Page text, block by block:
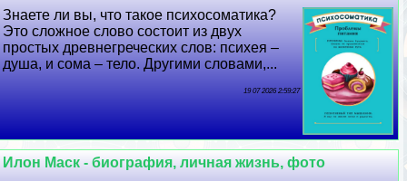
Знаете ли вы, что такое психосоматика?
Это сложное слово состоит из двух
простых древнегреческих слов: психея –
душа, и сома – тело. Другими словами,...
19 07 2026 2:59:27
Илон Маск - биография, личная жизнь, фото